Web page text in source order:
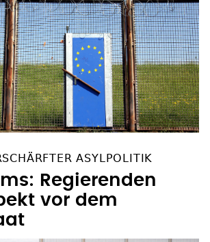
ASYLPOLITIK
Regierenden
vor dem